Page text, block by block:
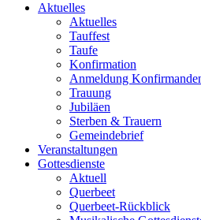
Aktuelles
Aktuelles
Tauffest
Taufe
Konfirmation
Anmeldung
Trauung
Jubiläen
Sterben & Trauern
Gemeindebrief
Veranstaltungen
Gottesdienste
Aktuell
Querbeet
Querbeet-Rückblick